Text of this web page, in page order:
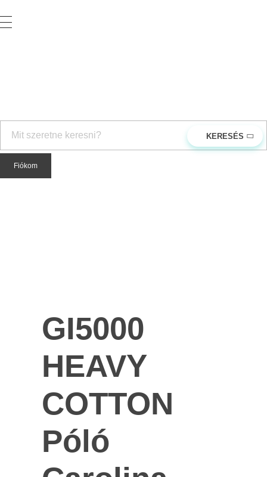
Vegyesker.hu
Legjobb dekor termékek
Fiókom
GI5000
HEAVY
COTTON
Póló